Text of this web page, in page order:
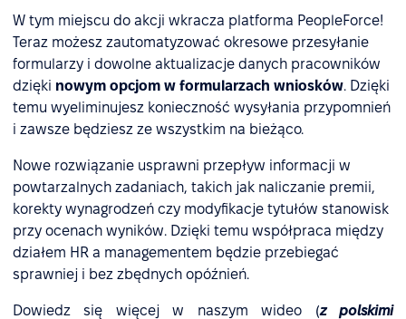
W tym miejscu do akcji wkracza platforma PeopleForce!
Teraz możesz zautomatyzować okresowe przesyłanie
formularzy i dowolne aktualizacje danych pracowników
dzięki nowym opcjom w formularzach wniosków. Dzięki
temu wyeliminujesz konieczność wysyłania przypomnień
i zawsze będziesz ze wszystkim na bieżąco.
Nowe rozwiązanie usprawni przepływ informacji w
powtarzalnych zadaniach, takich jak naliczanie premii,
korekty wynagrodzeń czy modyfikacje tytułów stanowisk
przy ocenach wyników. Dzięki temu współpraca między
działem HR a managementem będzie przebiegać
sprawniej i bez zbędnych opóźnień.
Dowiedz się więcej w naszym wideo (z polskimi